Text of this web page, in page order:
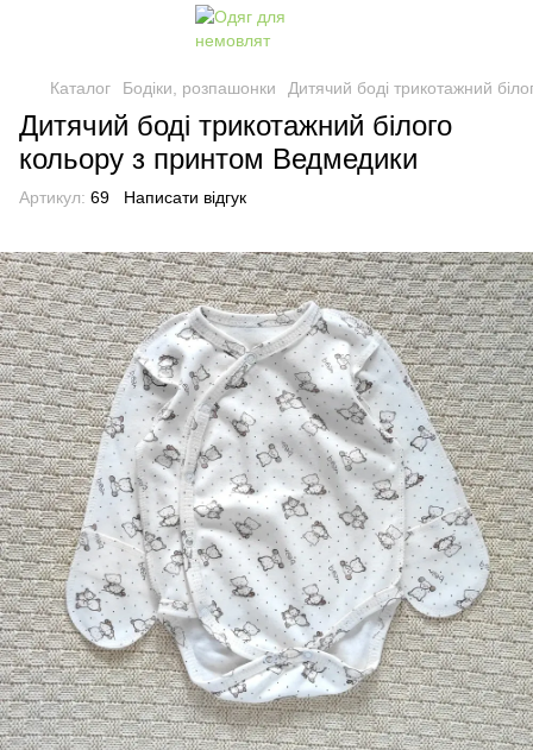
Каталог Бодіки, розпашонки Дитячий боді трикотажний
Дитячий боді трикотажний білого
кольору з принтом Ведмедики
Артикул: 69 Написати відгук